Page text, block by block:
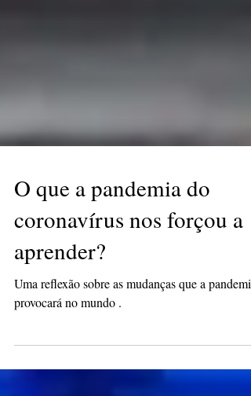
O que a pandemia do
coronavírus nos forçou a
aprender?
Uma reflexão sobre as mudanças que a pandemia